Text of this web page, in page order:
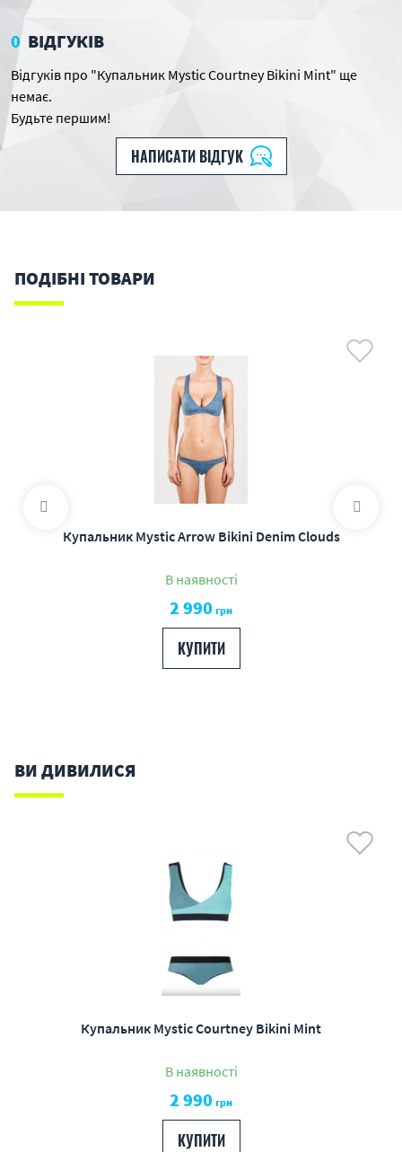
0 ВІДГУКІВ
Відгуків про "Купальник Mystic Courtney Bikini Mint" ще
немає.
Будьте першим!
НАПИСАТИ ВІДГУК
ПОДІБНІ ТОВАРИ
Купальник Mystic Arrow Bikini Denim Clouds
В наявності
2 990 грн
КУПИТИ
ВИ ДИВИЛИСЯ
Купальник Mystic Courtney Bikini Mint
В наявності
2 990 грн
КУПИТИ